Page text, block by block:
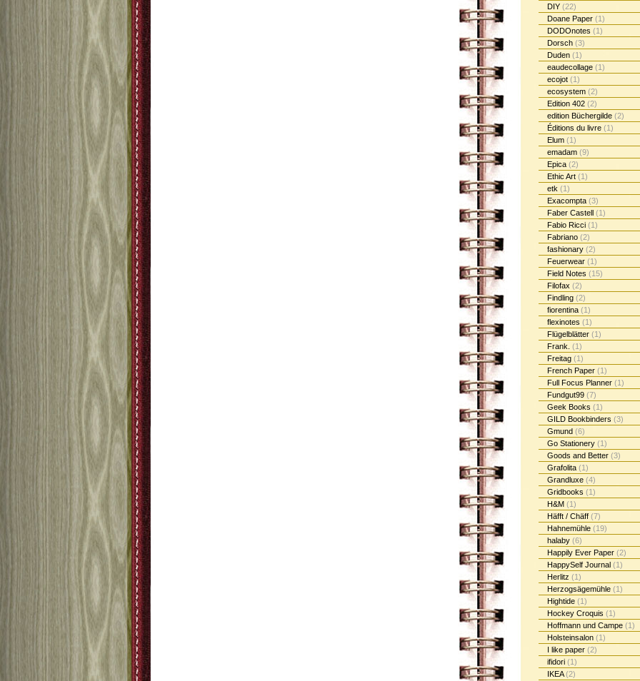
DIY (22)
Doane Paper (1)
DODOnotes (1)
Dorsch (3)
Duden (1)
eaudecollage (1)
ecojot (1)
ecosystem (2)
Edition 402 (2)
edition Büchergilde (2)
Éditions du livre (1)
Elum (1)
emadam (9)
Epica (2)
Ethic Art (1)
etk (1)
Exacompta (3)
Faber Castell (1)
Fabio Ricci (1)
Fabriano (2)
fashionary (2)
Feuerwear (1)
Field Notes (15)
Filofax (2)
Findling (2)
fiorentina (1)
flexinotes (1)
Flügelblätter (1)
Frank. (1)
Freitag (1)
French Paper (1)
Full Focus Planner (1)
Fundgut99 (7)
Geek Books (1)
GILD Bookbinders (3)
Gmund (6)
Go Stationery (1)
Goods and Better (3)
Grafolita (1)
Grandluxe (4)
Gridbooks (1)
H&M (1)
Häfft / Chäff (7)
Hahnemühle (19)
halaby (6)
Happily Ever Paper (2)
HappySelf Journal (1)
Herlitz (1)
Herzogsägemühle (1)
Hightide (1)
Hockey Croquis (1)
Hoffmann und Campe (1)
Holsteinsalon (1)
I like paper (2)
ifidori (1)
IKEA(2)